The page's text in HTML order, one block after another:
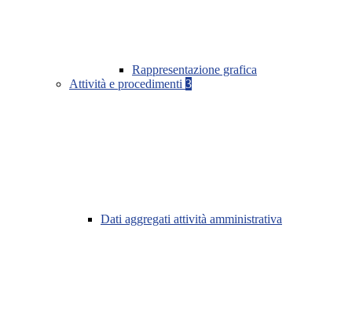
Rappresentazione grafica
Attività e procedimenti 3
Dati aggregati attività amministrativa